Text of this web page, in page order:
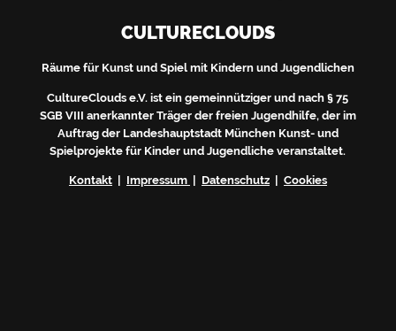
CULTURECLOUDS
Räume für Kunst und Spiel mit Kindern und Jugendlichen
CultureClouds e.V. ist ein gemeinnütziger und nach § 75
SGB VIII anerkannter Träger der freien Jugendhilfe, der im
Auftrag der Landeshauptstadt München Kunst- und
Spielprojekte für Kinder und Jugendliche veranstaltet.
Kontakt| Impressum | Datenschutz| Cookies